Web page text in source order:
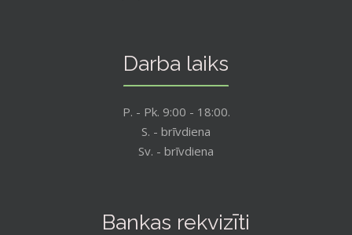
Darba laiks
P. - Pk. 9:00 - 18:00.
S. - brīvdiena
Sv. - brīvdiena
Bankas rekvizīti